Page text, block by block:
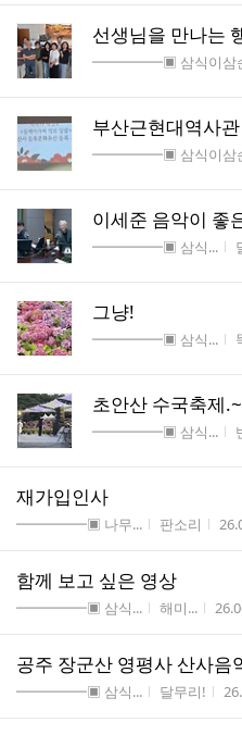
선생님을 만나는
게시판명
━━━━━▣ 삼식이삼
부산근현대역사관
게시판명
━━━━━▣ 삼식이삼
이세준 음악이 좋
게시판명
━━━━━▣ 삼식...
그냥!
게시판명
━━━━━▣ 삼식...
초안산 수국축제.~
게시판명
━━━━━▣ 삼식...
재가입인사
게시판명
━━━━━▣ 나무... 작성자
판소리 작
함께 보고 싶은 영상
게시판명
━━━━━▣ 삼식... 작성자
해미... 작
공주 장군산 영평사 산사음
게시판명
━━━━━▣ 삼식... 작성자
달무리! 작